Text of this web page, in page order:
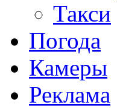
Такси
Погода
Камеры
Реклама